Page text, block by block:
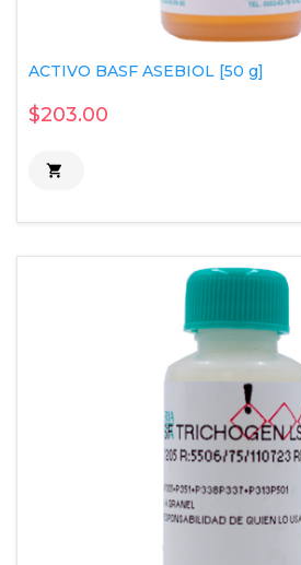
ACTIVO BASF ASEBIOL [50 g]
$203.00
